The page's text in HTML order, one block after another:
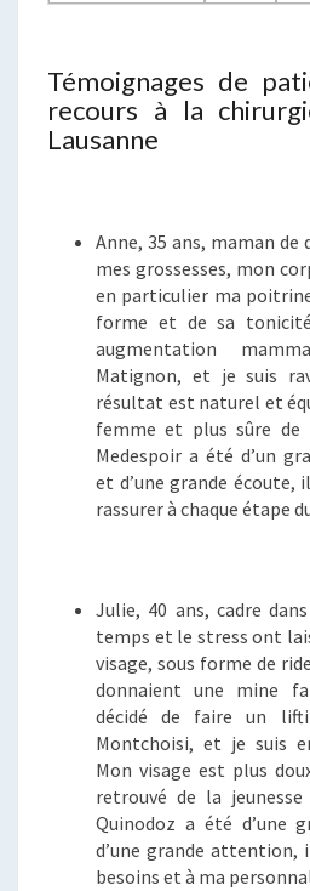
Témoignages de
recours à la
Lausanne
Anne, 35 ans, maman de
mes grossesses, mon
en particulier ma
forme et de sa
augmentation
Matignon, et je suis
résultat est naturel et
femme et plus sûre de
Medespoir a été d’un
et d’une grande écoute,
rassurer à chaque étape
Julie, 40 ans, cadre
temps et le stress ont
visage, sous forme de
donnaient une mine
décidé de faire un
Montchoisi, et je suis
Mon visage est plus
retrouvé de la
Quinodoz a été d’une
d’une grande attention,
besoins et à ma